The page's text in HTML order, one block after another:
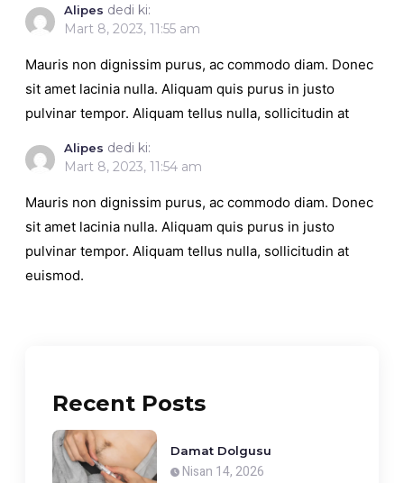
Alipes dedi ki:
Mart 8, 2023, 11:55 am
Mauris non dignissim purus, ac commodo diam. Donec
sit amet lacinia nulla. Aliquam quis purus in justo
pulvinar tempor. Aliquam tellus nulla, sollicitudin at
Alipes dedi ki:
Mart 8, 2023, 11:54 am
Mauris non dignissim purus, ac commodo diam. Donec
sit amet lacinia nulla. Aliquam quis purus in justo
pulvinar tempor. Aliquam tellus nulla, sollicitudin at
euismod.
Recent Posts
Damat Dolgusu
Nisan 14, 2026